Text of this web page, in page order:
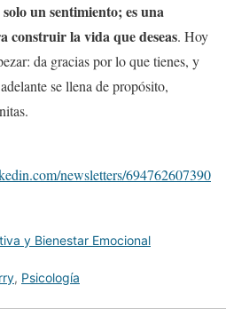
un sentimiento; es una
construir la vida que deseas. Hoy
da gracias por lo que tienes, y
se llena de propósito,
newsletters/694762607390
y Bienestar Emocional
, Psicología